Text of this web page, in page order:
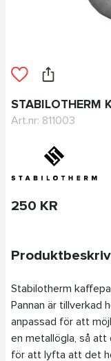
STABILOTHERM
Art.nr: 811003
250 KR
Stabilotherm
Pannan är tillverkad
anpassad för att
en metallögla, så att
för att lyfta att det